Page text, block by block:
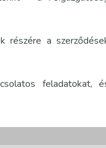
részére a
feladatokat,